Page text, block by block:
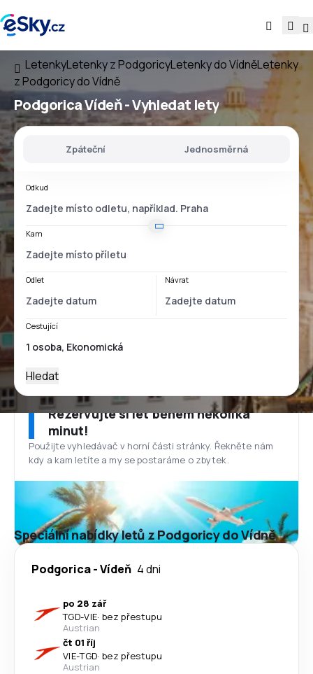
LetenkyLetenky z PodgoricyLetenky do VídněLetenky
z Podgoricy do Vídně
Podgorica Vídeň- Vyhledat lety
Zpáteční Jednosměrná
Odkud
Kam
Odlet Návrat
Cestující
Hledat
Rezervujte si let během několika
minut!
Použijte vyhledávač v horní části stránky. Řekněte nám
kdy a kam letíte a my se postaráme o zbytek.
Speciální nabídky letů z Podgoricy do Vídně
Podgorica-Vídeň 4 dni
po 28 zář
TGD-VIE· bez přestupu
Austrian
čt 01 říj
VIE-TGD· bez přestupu
Austrian